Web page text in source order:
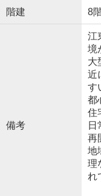
階建 8
備考
江
境
大
近
す
都
住
日
再
地
理
れ